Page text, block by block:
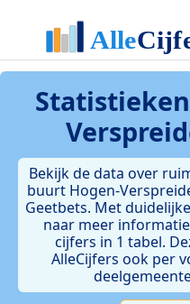
Statistieken
Bekijk de data over
buurt Hogen-
Geetbets. Met
naar meer
cijfers in 1 tabel.
AlleCijfers ook per